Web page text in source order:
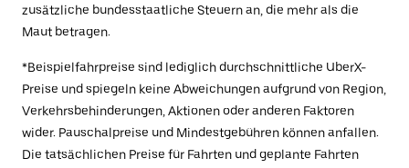
zusätzliche bundesstaatliche Steuern an, die mehr als die
Maut betragen.
*Beispielfahrpreise sind lediglich durchschnittliche UberX-
Preise und spiegeln keine Abweichungen aufgrund von Region,
Verkehrsbehinderungen, Aktionen oder anderen Faktoren
wider. Pauschalpreise und Mindestgebühren können anfallen.
Die tatsächlichen Preise für Fahrten und geplante Fahrten